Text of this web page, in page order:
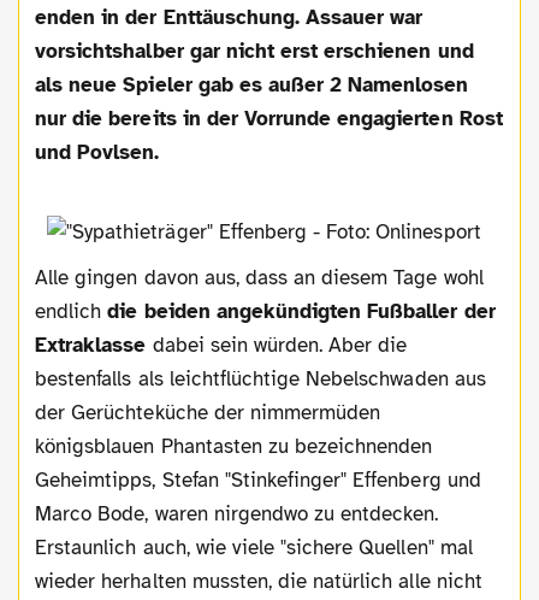
enden in der Enttäuschung. Assauer war
vorsichtshalber gar nicht erst erschienen und
als neue Spieler gab es außer 2 Namenlosen
nur die bereits in der Vorrunde engagierten Rost
und Povlsen.
Alle gingen davon aus, dass an diesem Tage wohl
endlichdie beiden angekündigten Fußballer der
Extraklasse dabei sein würden. Aber die
bestenfalls als leichtflüchtige Nebelschwaden aus
der Gerüchteküche der nimmermüden
königsblauen Phantasten zu bezeichnenden
Geheimtipps, Stefan "Stinkefinger" Effenberg und
Marco Bode, waren nirgendwo zu entdecken.
Erstaunlich auch, wie viele "sichere Quellen" mal
wieder herhalten mussten, die natürlich alle nicht